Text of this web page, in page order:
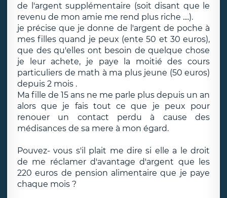
de l'argent supplémentaire (soit disant que le
revenu de mon amie me rend plus riche ....).
je précise que je donne de l'argent de poche à
mes filles quand je peux (ente 50 et 30 euros),
que des qu'elles ont besoin de quelque chose
je leur achete, je paye la moitié des cours
particuliers de math à ma plus jeune (50 euros)
depuis 2 mois .
Ma fille de 15 ans ne me parle plus depuis un an
alors que je fais tout ce que je peux pour
renouer un contact perdu à cause des
médisances de sa mere à mon égard.
Pouvez- vous s'il plait me dire si elle a le droit
de me réclamer d'avantage d'argent que les
220 euros de pension alimentaire que je paye
chaque mois ?